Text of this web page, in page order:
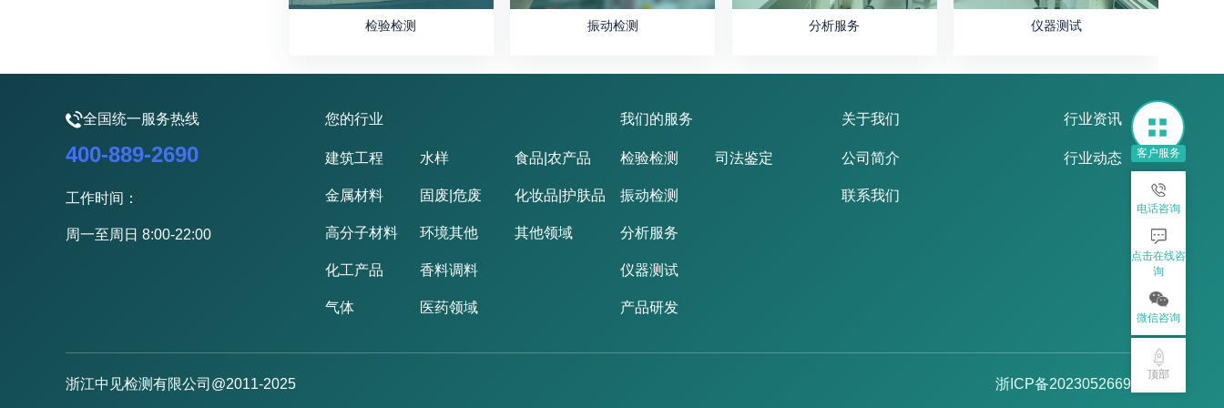
检验检测 振动检测 分析服务 仪器测试
全国统一服务热线
400-889-2690
工作时间：
周一至周日 8:00-22:00
您的行业
建筑工程
金属材料
高分子材料
化工产品
气体
水样
固废|危废
环境其他
香料调料
医药领域
食品|农产品
化妆品|护肤品
其他领域
我们的服务
检验检测
振动检测
分析服务
仪器测试
产品研发
司法鉴定
关于我们
公司简介
联系我们
行业资讯
行业动态
浙江中见检测有限公司@2011-2025 浙ICP备2023052669号-2
客户服务
电话咨询
点击在线咨
询
微信咨询
顶部